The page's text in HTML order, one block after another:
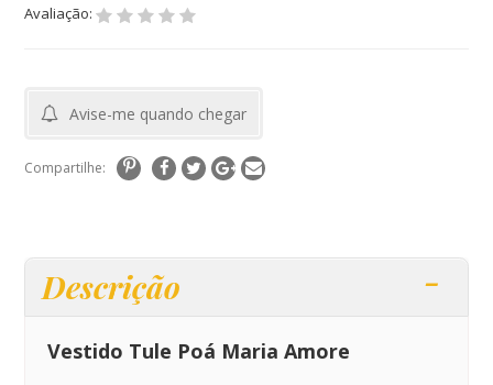
Avaliação:
Avise-me quando chegar
Compartilhe:
Descrição
Vestido Tule Poá Maria Amore